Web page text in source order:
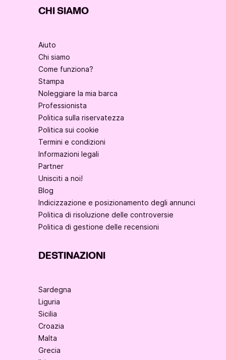
CHI SIAMO
Aiuto
Chi siamo
Come funziona?
Stampa
Noleggiare la mia barca
Professionista
Politica sulla riservatezza
Politica sui cookie
Termini e condizioni
Informazioni legali
Partner
Unisciti a noi!
Blog
Indicizzazione e posizionamento degli annunci
Politica di risoluzione delle controversie
Politica di gestione delle recensioni
DESTINAZIONI
Sardegna
Liguria
Sicilia
Croazia
Malta
Grecia